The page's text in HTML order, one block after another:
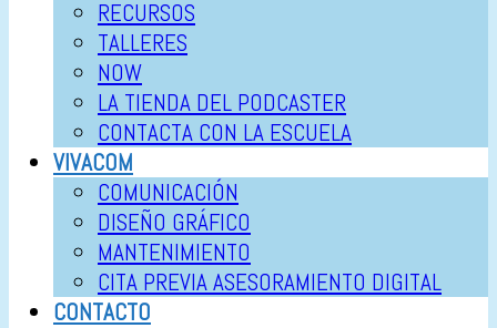
RECURSOS
TALLERES
NOW
LA TIENDA DEL PODCASTER
CONTACTA CON LA ESCUELA
VIVACOM
COMUNICACIÓN
DISEÑO GRÁFICO
MANTENIMIENTO
CITA PREVIA ASESORAMIENTO DIGITAL
CONTACTO